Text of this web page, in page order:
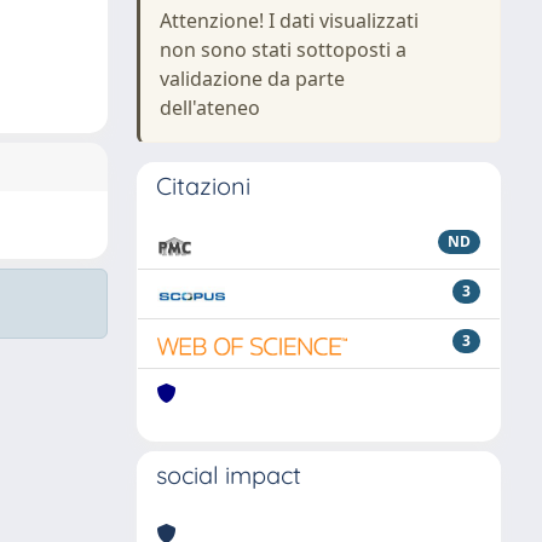
Attenzione! I dati visualizzati
non sono stati sottoposti a
validazione da parte
dell'ateneo
Citazioni
ND
3
3
social impact